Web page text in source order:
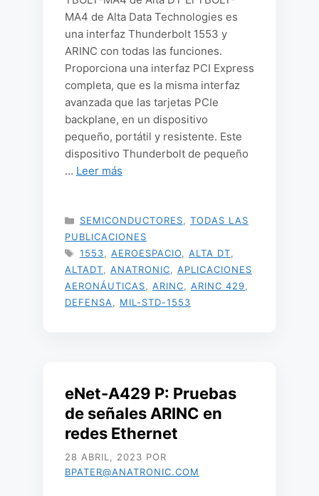
MA4 de Alta Data Technologies es
una interfaz Thunderbolt 1553 y
ARINC con todas las funciones.
Proporciona una interfaz PCI Express
completa, que es la misma interfaz
avanzada que las tarjetas PCIe
backplane, en un dispositivo
pequeño, portátil y resistente. Este
dispositivo Thunderbolt de pequeño
… Leer más
CATEGORÍAS
SEMICONDUCTORES
TODAS LAS
PUBLICACIONES
ETIQUETAS
1553 AEROESPACIO ALTA DT
ALTADT
ANATRONIC
APLICACIONES
AERONÁUTICAS
ARINC ARINC 429
DEFENSA
MIL-STD-1553
eNet-A429 P: Pruebas
de señales ARINC en
redes Ethernet
28 ABRIL, 2023 POR
BPATER@ANATRONIC.COM